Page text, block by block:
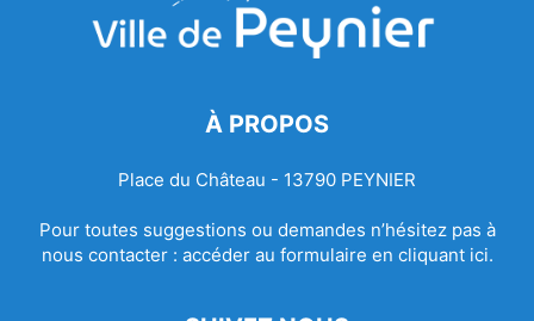
À PROPOS
Place du Château - 13790 PEYNIER
Pour toutes suggestions ou demandes n’hésitez pas à
nous contacter : accéder au formulaire en cliquant ici.